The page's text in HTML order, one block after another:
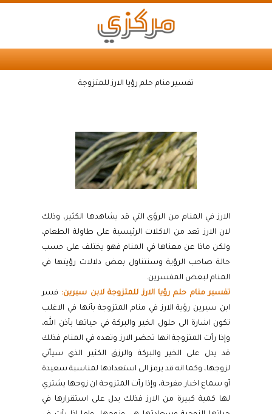
تفسير منام حلم رؤيا الارز للمتزوجة
الارز في المنام من الرؤى التي قد يشاهدها الكثير، وذلك
لان الارز تعد من الاكلات الرئيسية على طاولة الطعام،
ولكن ماذا عن معناها في المنام فهو يختلف على حسب
حالة صاحب الرؤية وسنتناول بعض دلالات رؤيتها في
المنام لبعض المفسرين.
تفسير منام حلم رؤيا الارز للمتزوجة لابن سيرين: فسر
ابن سيرين رؤية الارز في منام المتزوجة بأنها في الاغلب
تكون اشارة الى حلول الخير والبركة في حياتها بأذن الله،
وإذا رأت المتزوجة انها تحضر الارز وتعده في المنام فذلك
قد يدل على الخير والبركة والرزق الكثير الذي سيأتي
لزوجها، وكما انه قد يرمز الى استعدادها لمناسبة سعيدة
أو سماع اخبار مفرحة، وإذا رأت المتزوجة ان زوجها يشتري
لها كمية كبيرة من الارز فذلك يدل على استقرارها في